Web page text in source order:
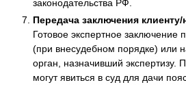
законодательства РФ.
Передача заключения
Готовое экспертное заключение
(при внесудебном порядке) или
орган, назначивший экспертизу.
могут явиться в суд для дачи